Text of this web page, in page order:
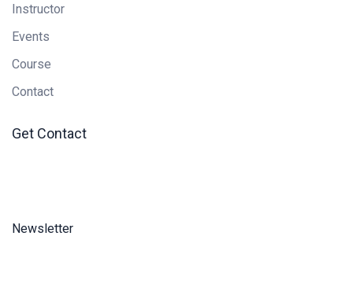
Instructor
Events
Course
Contact
Get Contact
Newsletter